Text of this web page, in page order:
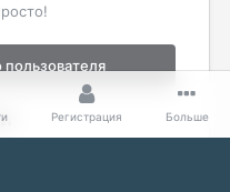
пользователя
в систему.
Регистрация Больше